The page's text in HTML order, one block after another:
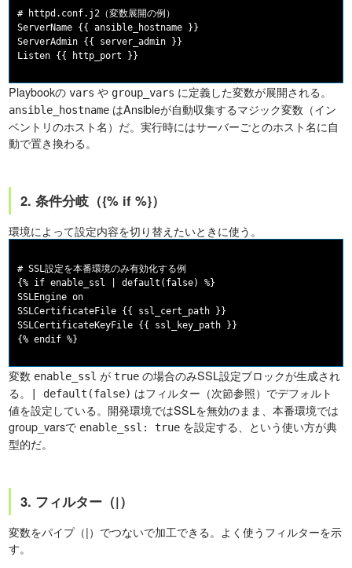
# httpd.conf.j2（変数展開の例）
ServerName {{ ansible_hostname }}
ServerAdmin {{ server_admin }}
Playbookのvars や group_vars に定義した変数が展開される。
ansible_hostname はAnsibleが自動収集するマジック変数（イン
ベントリのホスト名）だ。実行時にはサーバーごとのホスト名に自
動で置き換わる。
2. 条件分岐（{% if %}）
環境によって設定内容を切り替えたいときに使う。
# SSL設定を本番環境のみ有効化する例
{% if enable_ssl | default(false) %}
SSLEngine on
SSLCertificateFile {{ ssl_cert_path }}
SSLCertificateKeyFile {{ ssl_key_path }}
変数 enable_ssl がtrue の場合のみSSL設定ブロックが生成され
る。
| default(false) はフィルター（次節参照）でデフォルト
値を設定している。開発環境ではSSLを無効のまま、本番環境では
group_varsで enable_ssl: true を設定する、という使い方が典
型的だ。
3. フィルター（|）
変数をパイプ（|）でつないで加工できる。よく使うフィルターを示
す。